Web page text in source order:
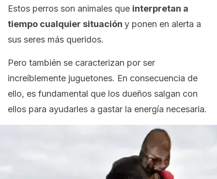
Estos perros son animales que interpretan a
tiempo cualquier situación y ponen en alerta a
sus seres más queridos.
Pero también se caracterizan por ser
increíblemente juguetones. En consecuencia de
ello, es fundamental que los dueños salgan con
ellos para ayudarles a gastar la energía necesaria.